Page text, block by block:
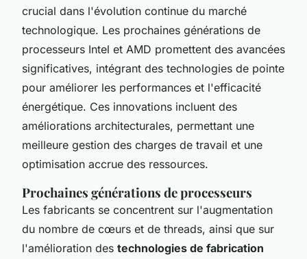
crucial dans l'évolution continue du marché
technologique. Les prochaines générations de
processeurs Intel et AMD promettent des avancées
significatives, intégrant des technologies de pointe
pour améliorer les performances et l'efficacité
énergétique. Ces innovations incluent des
améliorations architecturales, permettant une
meilleure gestion des charges de travail et une
optimisation accrue des ressources.
Prochaines générations de processeurs
Les fabricants se concentrent sur l'augmentation
du nombre de cœurs et de threads, ainsi que sur
l'amélioration des technologies de fabrication